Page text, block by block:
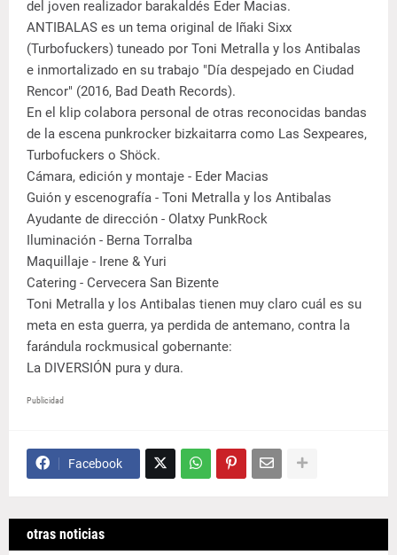
del joven realizador barakaldés Eder Macias.
ANTIBALAS es un tema original de Iñaki Sixx
(Turbofuckers) tuneado por Toni Metralla y los Antibalas
e inmortalizado en su trabajo "Día despejado en Ciudad
Rencor" (2016, Bad Death Records).
En el klip colabora personal de otras reconocidas bandas
de la escena punkrocker bizkaitarra como Las Sexpeares,
Turbofuckers o Shöck.
Cámara, edición y montaje - Eder Macias
Guión y escenografía - Toni Metralla y los Antibalas
Ayudante de dirección - Olatxy PunkRock
Iluminación - Berna Torralba
Maquillaje - Irene & Yuri
Catering - Cervecera San Bizente
Toni Metralla y los Antibalas tienen muy claro cuál es su
meta en esta guerra, ya perdida de antemano, contra la
farándula rockmusical gobernante:
La DIVERSIÓN pura y dura.
Publicidad
Facebook
otras noticias